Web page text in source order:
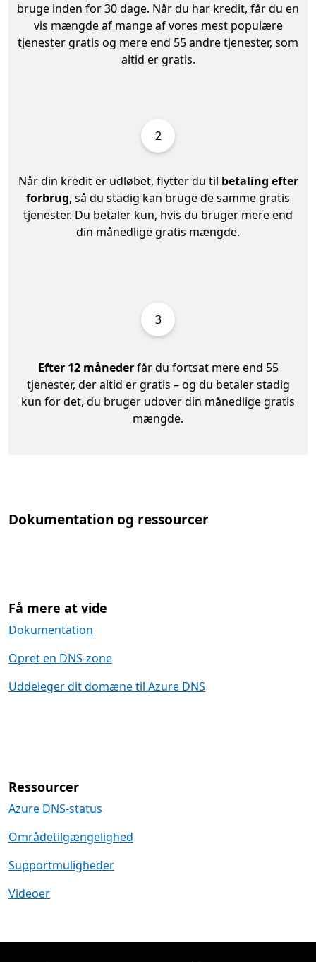
bruge inden for 30 dage. Når du har kredit, får du en
vis mængde af mange af vores mest populære
tjenester gratis og mere end 55 andre tjenester, som
altid er gratis.
2
Når din kredit er udløbet, flytter du til betaling efter
forbrug, så du stadig kan bruge de samme gratis
tjenester. Du betaler kun, hvis du bruger mere end
din månedlige gratis mængde.
3
Efter 12 månederfår du fortsat mere end 55
tjenester, der altid er gratis – og du betaler stadig
kun for det, du bruger udover din månedlige gratis
mængde.
Dokumentation og ressourcer
Få mere at vide
Dokumentation
Opret en DNS-zone
Uddeleger dit domæne til Azure DNS
Ressourcer
Azure DNS-status
Områdetilgængelighed
Supportmuligheder
Videoer